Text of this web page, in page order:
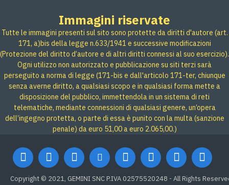
Immagini riservate
Tutte le immagini presenti sul sito sono protette da diritti d'autore (art.
171, a)bis della legge n.633/1941 e successive modificazioni
(Protezione del diritto d’autore e di altri diritti connessi al suo esercizio).
Ogni utilizzo non autorizzato e pubblicazione su siti terzi sarà
perseguito a norma di legge (171-bis e dall'articolo 171-ter, chiunque
senza averne diritto, a qualsiasi scopo e in qualsiasi forma mette a
disposizione del pubblico, immettendola in un sistema di reti
telematiche, mediante connessioni di qualsiasi genere, un’opera
dell’ingegno protetta, o parte di essa è punito con la multa (sanzione
penale) da euro 51,00 a euro 2.065,00.)
Copyright © 2021, GEMINI SNC P.IVA 02575520248 - All Rights